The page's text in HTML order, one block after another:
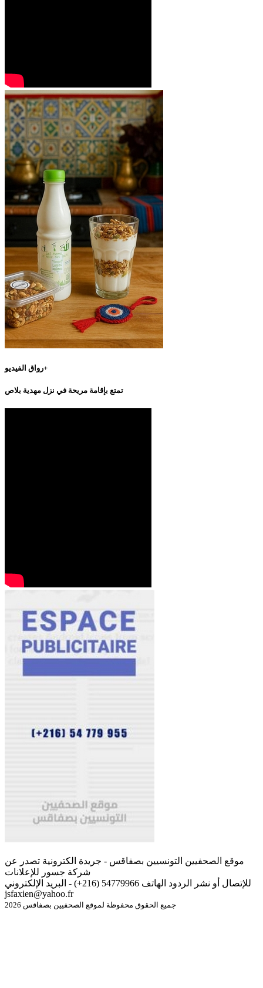
رواق الفيديو+
تمتع بإقامة مريحة في نزل مهدية بلاص
موقع الصحفيين التونسيين بصفاقس - جريدة الكترونية تصدر عن
شركة جسور للإعلانات
للإتصال أو نشر الردود الهاتف 54779966 (216+) - البريد الإلكتروني
jsfaxien@yahoo.fr
جميع الحقوق محفوظة لموقع الصحفيين بصفاقس 2026